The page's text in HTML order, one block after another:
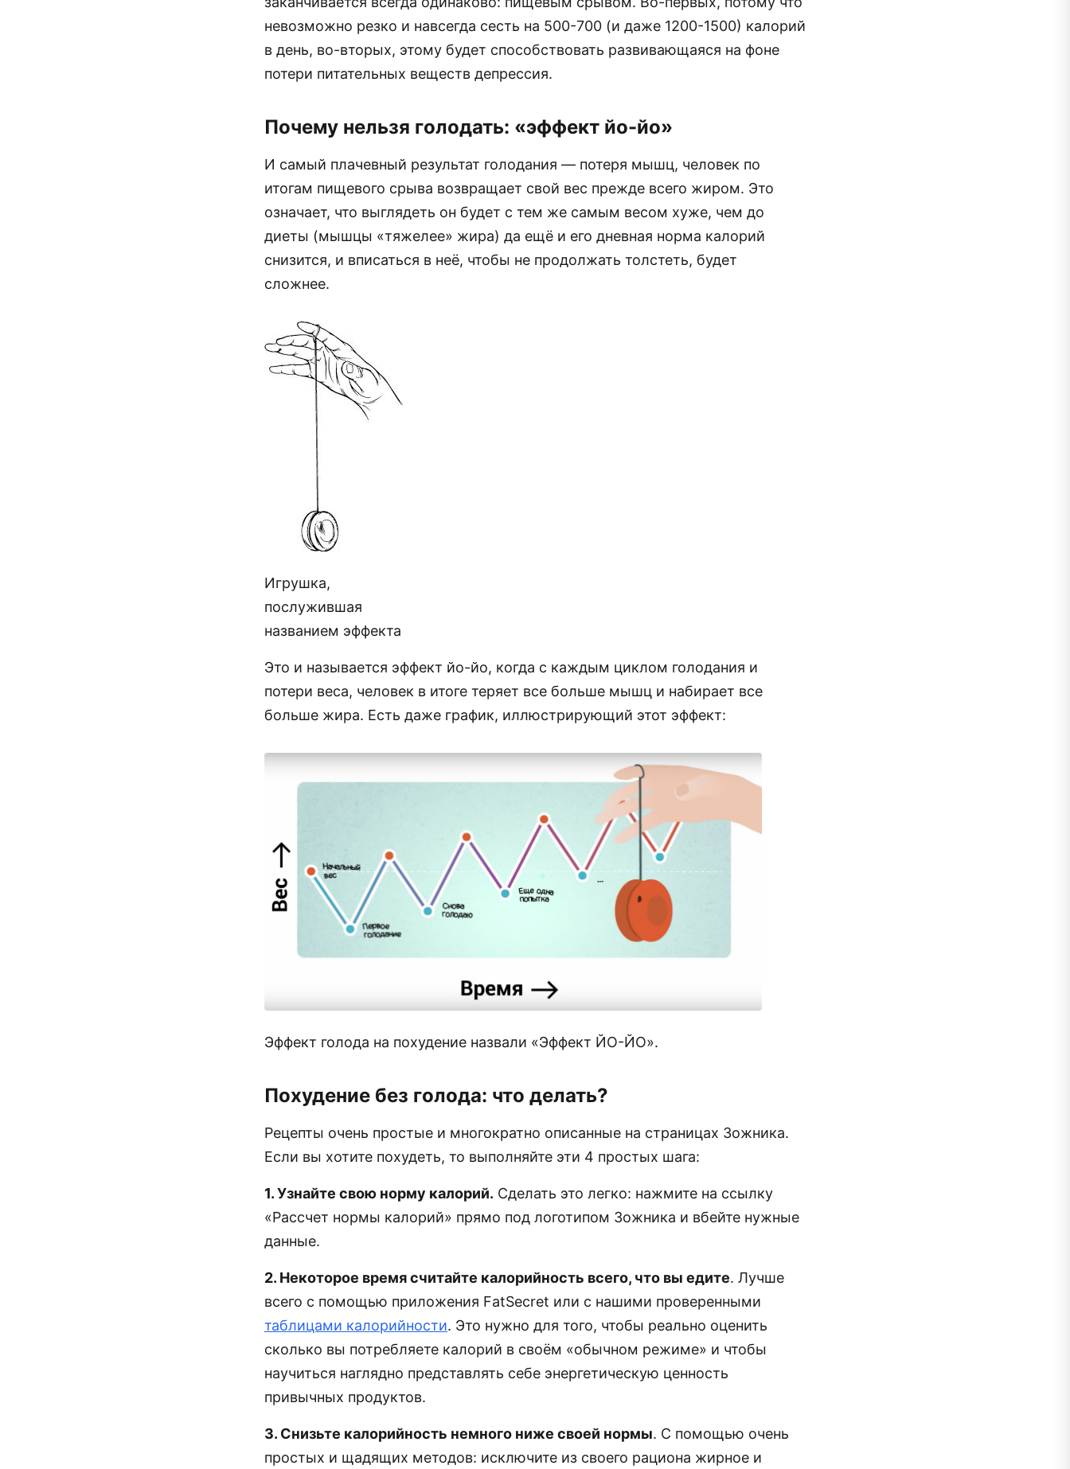
невозможно резко и навсегда сесть на 500-700 (и даже 1200-1500) калорий
в день, во-вторых, этому будет способствовать развивающаяся на фоне
потери питательных веществ депрессия.
Почему нельзя голодать: «эффект йо-йо»
И самый плачевный результат голодания — потеря мышц, человек по
итогам пищевого срыва возвращает свой вес прежде всего жиром. Это
означает, что выглядеть он будет с тем же самым весом хуже, чем до
диеты (мышцы «тяжелее» жира) да ещё и его дневная норма калорий
снизится, и вписаться в неё, чтобы не продолжать толстеть, будет
сложнее.
Игрушка,
послужившая
названием эффекта
Это и называется эффект йо-йо, когда с каждым циклом голодания и
потери веса, человек в итоге теряет все больше мышц и набирает все
больше жира. Есть даже график, иллюстрирующий этот эффект:
Эффект голода на похудение назвали «Эффект ЙО-ЙО».
Похудение без голода: что делать?
Рецепты очень простые и многократно описанные на страницах Зожника.
Если вы хотите похудеть, то выполняйте эти 4 простых шага:
1. Узнайте свою норму калорий. Сделать это легко: нажмите на ссылку
«Рассчет нормы калорий» прямо под логотипом Зожника и вбейте нужные
данные.
2. Некоторое время считайте калорийность всего, что вы едите. Лучше
всего с помощью приложения FatSecret или с нашими проверенными
таблицами калорийности. Это нужно для того, чтобы реально оценить
сколько вы потребляете калорий в своём «обычном режиме» и чтобы
научиться наглядно представлять себе энергетическую ценность
привычных продуктов.
3. Снизьте калорийность немного ниже своей нормы. С помощью очень
простых и щадящих методов: исключите из своего рациона жирное и